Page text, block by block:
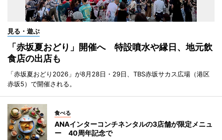
見る・遊ぶ
「赤坂夏おどり」開催へ 特設噴水や縁日、地元飲
食店の出店も
「赤坂夏おどり2026」が8月28日・29日、TBS赤坂サカス広場（港区
赤坂5）で開催される。
食べる
ANAインターコンチネンタルの3店舗が限定メニュ
ー 40周年記念で